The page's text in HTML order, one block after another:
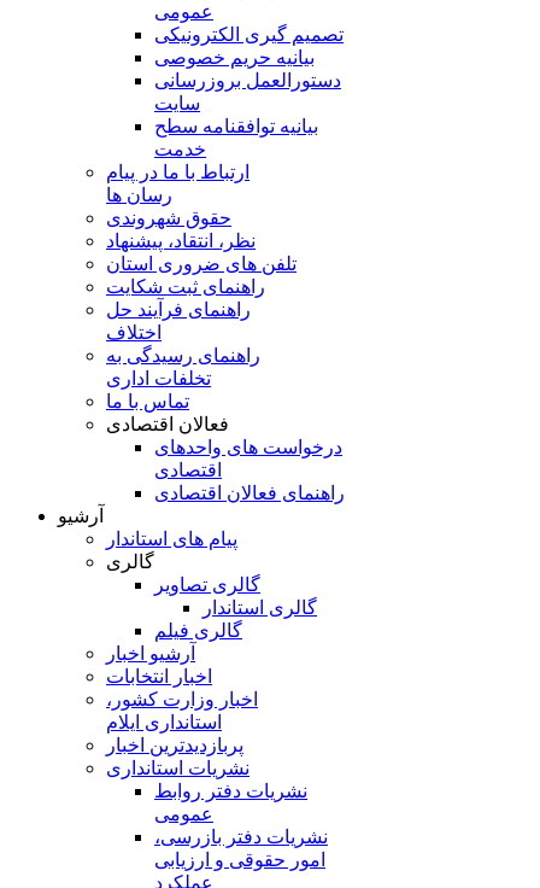
عمومی
تصمیم گیری الکترونیکی
بیانیه حریم خصوصی
دستورالعمل بروزرسانی
سایت
بیانیه توافقنامه سطح
خدمت
ارتباط با ما در پیام
رسان ها
حقوق شهروندی
نظر، انتقاد، پیشنهاد
تلفن های ضروری استان
راهنمای ثبت شکایت
راهنمای فرآیند حل
اختلاف
راهنمای رسیدگی به
تخلفات اداری
تماس با ما
فعالان اقتصادی
درخواست های واحدهای
اقتصادی
راهنمای فعالان اقتصادی
آرشیو
پیام های استاندار
گالری
گالری تصاویر
گالری استاندار
گالری فیلم
آرشیو اخبار
اخبار انتخابات
اخبار وزارت کشور،
استانداری ایلام
پربازدیدترین اخبار
نشریات استانداری
نشریات دفتر روابط
عمومی
نشريات دفتر بازرسی،
امور حقوقی و ارزيابی
عملکرد